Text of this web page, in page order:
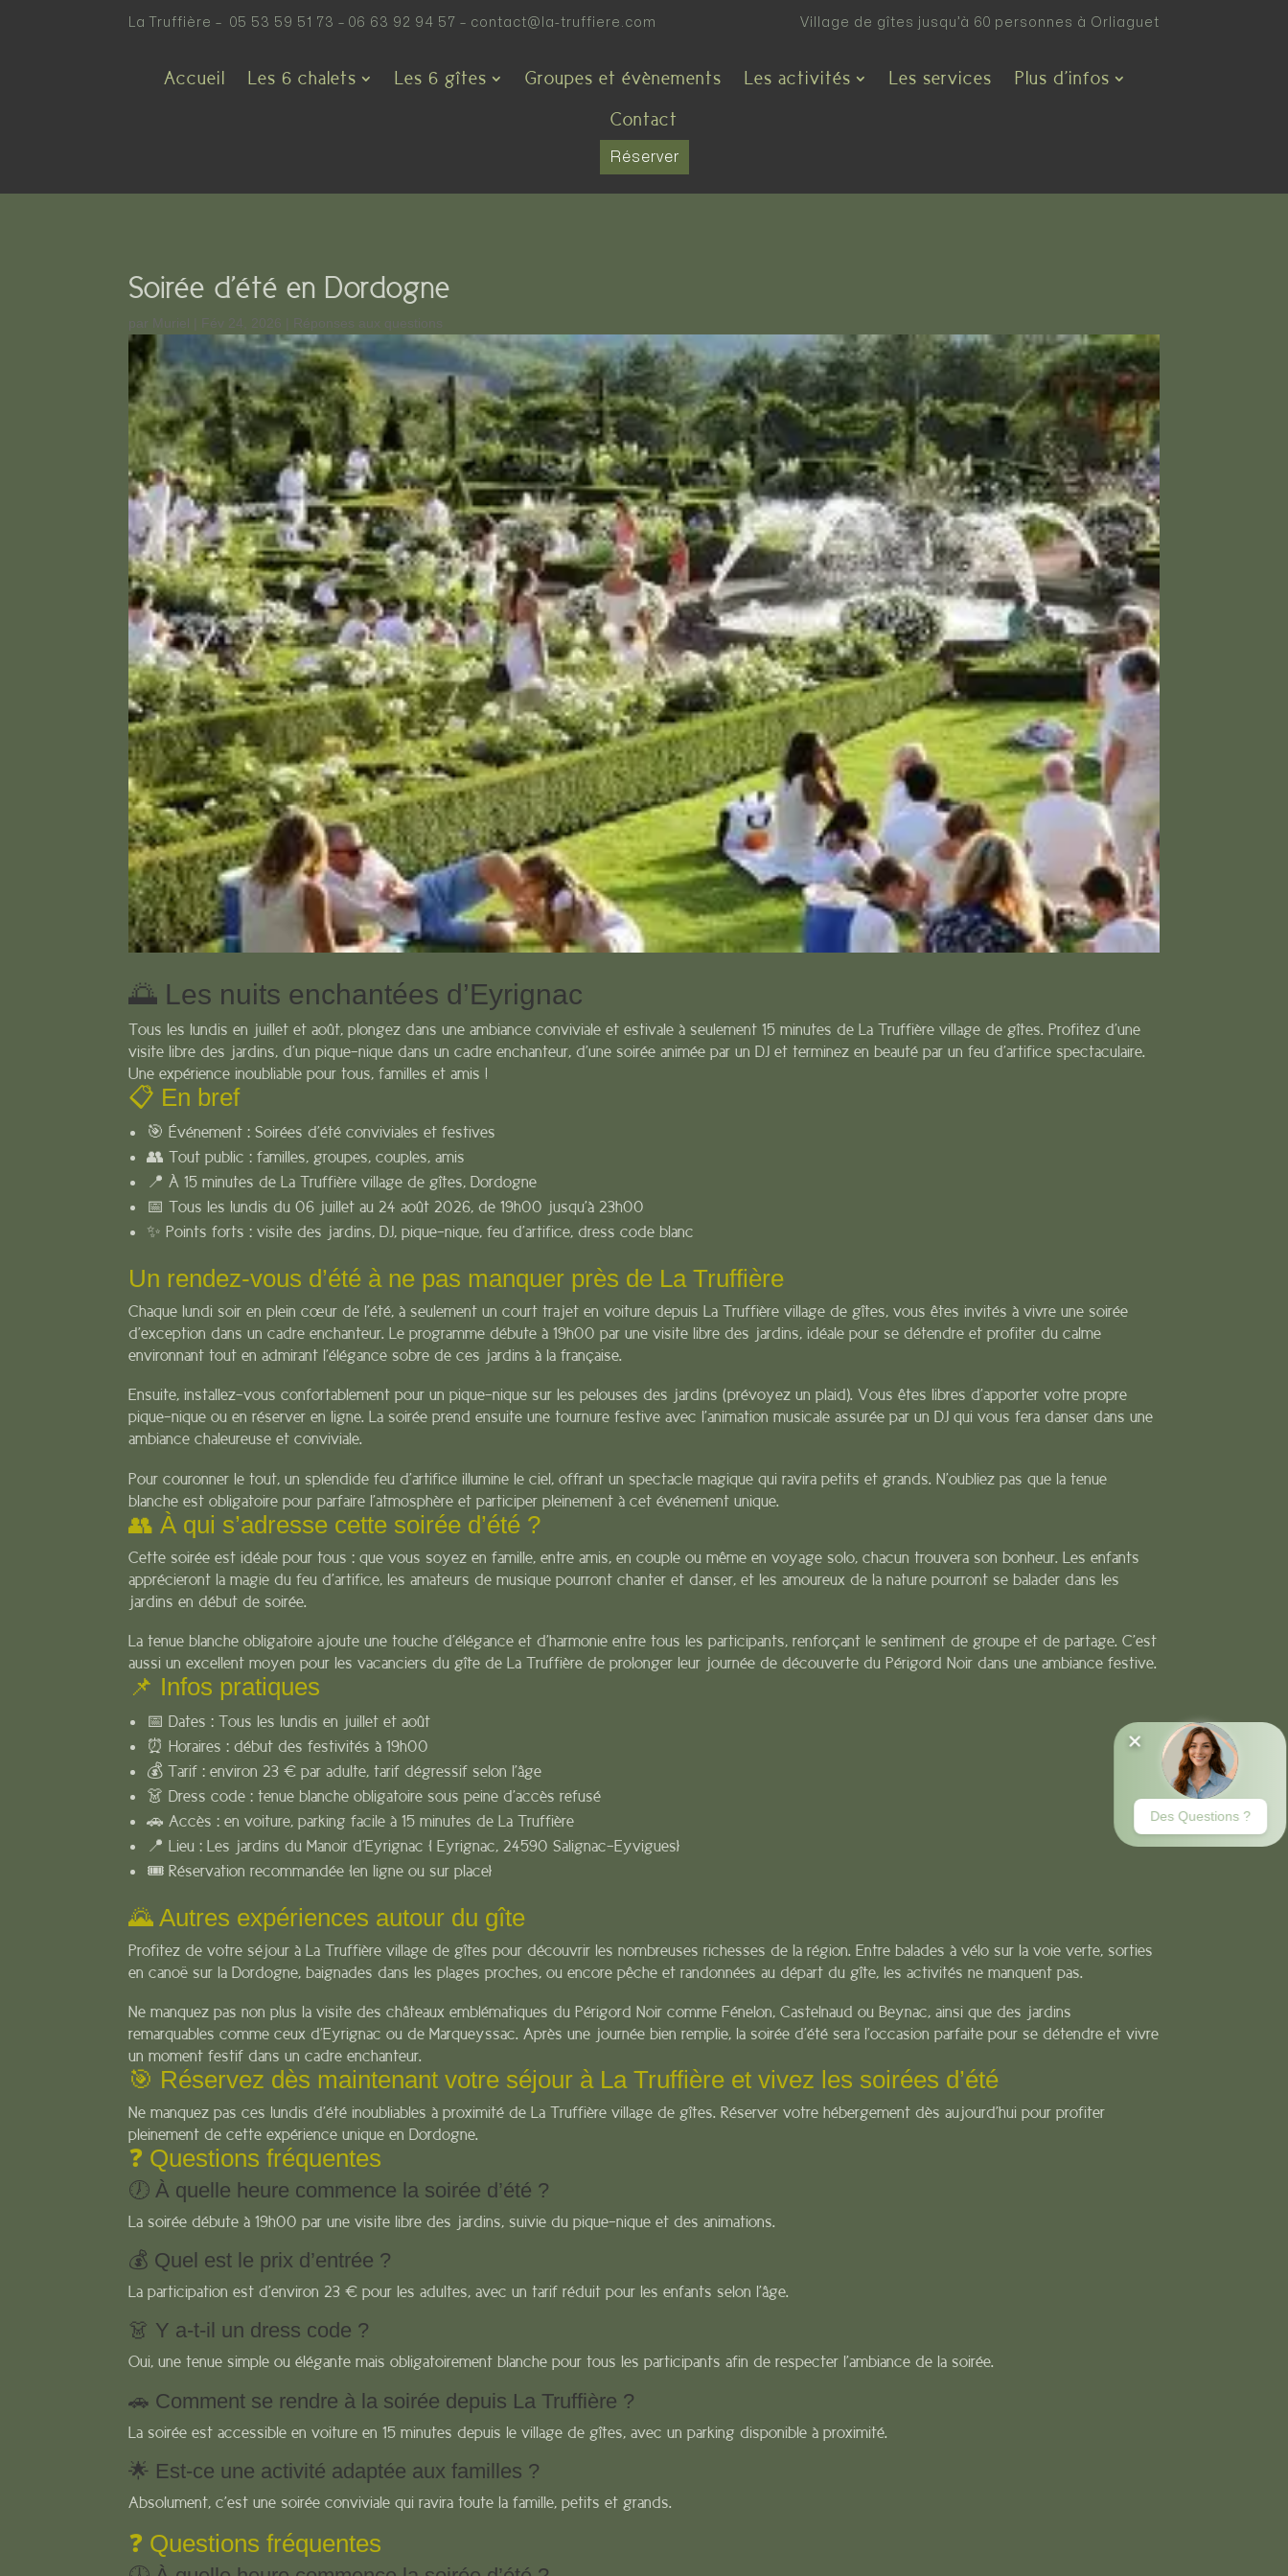
La Truffière –05 53 59 51 73 –‭06 63 92 94 57 – contact@la-truffiere.com Village de gîtes jusqu’à 60 personnes à Orliaguet
Accueil Les 6 chalets Les 6 gîtes Groupes et évènements Les activités Les services
Plus d’infos
Contact
Réserver
Soirée d’été en Dordogne
par Muriel Fév 24, 2026 Réponses aux questions
🌅 Les nuits enchantées d’Eyrignac
Tous les lundis en juillet et août, plongez dans une ambiance conviviale et estivale à seulement 15 minutes de La Truffière village de gîtes. Profitez d’une
visite libre des jardins, d’un pique-nique dans un cadre enchanteur, d’une soirée animée par un DJ et terminez en beauté par un feu d’artifice spectaculaire.
Une expérience inoubliable pour tous, familles et amis !
📋 En bref
🎯 Événement : Soirées d’été conviviales et festives
👥 Tout public : familles, groupes, couples, amis
📍 À 15 minutes de La Truffière village de gîtes, Dordogne
📅 Tous les lundis du 06 juillet au 24 août 2026, de 19h00 jusqu’à 23h00
✨ Points forts : visite des jardins, DJ, pique-nique, feu d’artifice, dress code blanc
Un rendez-vous d’été à ne pas manquer près de La Truffière
Chaque lundi soir en plein cœur de l’été, à seulement un court trajet en voiture depuis La Truffière village de gîtes, vous êtes invités à vivre une soirée
d’exception dans un cadre enchanteur. Le programme débute à 19h00 par une visite libre des jardins, idéale pour se détendre et profiter du calme
environnant tout en admirant l’élégance sobre de ces jardins à la française.
Ensuite, installez-vous confortablement pour un pique-nique sur les pelouses des jardins (prévoyez un plaid). Vous êtes libres d’apporter votre propre
pique-nique ou en réserver en ligne. La soirée prend ensuite une tournure festive avec l’animation musicale assurée par un DJ qui vous fera danser dans une
ambiance chaleureuse et conviviale.
Pour couronner le tout, un splendide feu d’artifice illumine le ciel, offrant un spectacle magique qui ravira petits et grands. N’oubliez pas que la tenue
blanche est obligatoire pour parfaire l’atmosphère et participer pleinement à cet événement unique.
👥 À qui s’adresse cette soirée d’été ?
Cette soirée est idéale pour tous : que vous soyez en famille, entre amis, en couple ou même en voyage solo, chacun trouvera son bonheur. Les enfants
apprécieront la magie du feu d’artifice, les amateurs de musique pourront chanter et danser, et les amoureux de la nature pourront se balader dans les
jardins en début de soirée.
La tenue blanche obligatoire ajoute une touche d’élégance et d’harmonie entre tous les participants, renforçant le sentiment de groupe et de partage. C’est
aussi un excellent moyen pour les vacanciers du gîte de La Truffière de prolonger leur journée de découverte du Périgord Noir dans une ambiance festive.
📌 Infos pratiques
📅 Dates : Tous les lundis en juillet et août
⏰ Horaires : début des festivités à 19h00
💰 Tarif : environ 23 € par adulte, tarif dégressif selon l’âge
👗 Dress code : tenue blanche obligatoire sous peine d’accès refusé
🚗 Accès : en voiture, parking facile à 15 minutes de La Truffière
📍 Lieu : Les jardins du Manoir d’Eyrignac [ Eyrignac, 24590 Salignac-Eyvigues]
🎟️ Réservation recommandée [en ligne ou sur place]
🌄 Autres expériences autour du gîte
Profitez de votre séjour à La Truffière village de gîtes pour découvrir les nombreuses richesses de la région. Entre balades à vélo sur la voie verte, sorties
en canoë sur la Dordogne, baignades dans les plages proches, ou encore pêche et randonnées au départ du gîte, les activités ne manquent pas.
Ne manquez pas non plus la visite des châteaux emblématiques du Périgord Noir comme Fénelon, Castelnaud ou Beynac, ainsi que des jardins
remarquables comme ceux d’Eyrignac ou de Marqueyssac. Après une journée bien remplie, la soirée d’été sera l’occasion parfaite pour se détendre et vivre
un moment festif dans un cadre enchanteur.
🎯 Réservez dès maintenant votre séjour à La Truffière et vivez les soirées d’été
Ne manquez pas ces lundis d’été inoubliables à proximité de La Truffière village de gîtes.Réserver votre hébergement dès aujourd’hui pour profiter
pleinement de cette expérience unique en Dordogne.
❓ Questions fréquentes
🕖 À quelle heure commence la soirée d’été ?
La soirée débute à 19h00 par une visite libre des jardins, suivie du pique-nique et des animations.
💰 Quel est le prix d’entrée ?
La participation est d’environ 23 € pour les adultes, avec un tarif réduit pour les enfants selon l’âge.
👗 Y a-t-il un dress code ?
Oui, une tenue simple ou élégante mais obligatoirement blanche pour tous les participants afin de respecter l’ambiance de la soirée.
🚗 Comment se rendre à la soirée depuis La Truffière ?
La soirée est accessible en voiture en 15 minutes depuis le village de gîtes, avec un parking disponible à proximité.
🌟 Est-ce une activité adaptée aux familles ?
Absolument, c’est une soirée conviviale qui ravira toute la famille, petits et grands.
❓ Questions fréquentes